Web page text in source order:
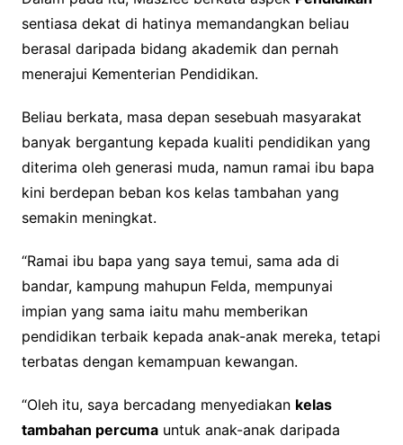
sentiasa dekat di hatinya memandangkan beliau
berasal daripada bidang akademik dan pernah
menerajui Kementerian Pendidikan.
Beliau berkata, masa depan sesebuah masyarakat
banyak bergantung kepada kualiti pendidikan yang
diterima oleh generasi muda, namun ramai ibu bapa
kini berdepan beban kos kelas tambahan yang
semakin meningkat.
“Ramai ibu bapa yang saya temui, sama ada di
bandar, kampung mahupun Felda, mempunyai
impian yang sama iaitu mahu memberikan
pendidikan terbaik kepada anak-anak mereka, tetapi
terbatas dengan kemampuan kewangan.
“Oleh itu, saya bercadang menyediakan kelas
tambahan percumauntuk anak-anak daripada